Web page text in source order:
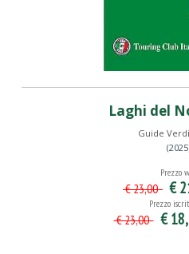
Laghi del
Guide
Prezzo
€ 23,00 €
Prezzo
€ 23,00 €